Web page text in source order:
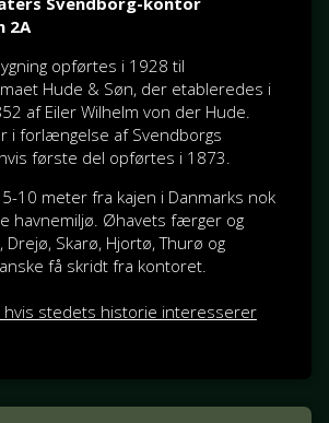
2A
opførtes i 1928 til
Hude & Søn, der etableredes i
afEiler Wilhelm von der Hude.
i forlængelse af Svendborgs
første del opførtes i 1873.
10 meter fra kajen i Danmarks nok
havnemiljø. Øhavets færger og
Skarø, Hjortø, Thurø og
få skridt fra kontoret.
stedets historie interesserer